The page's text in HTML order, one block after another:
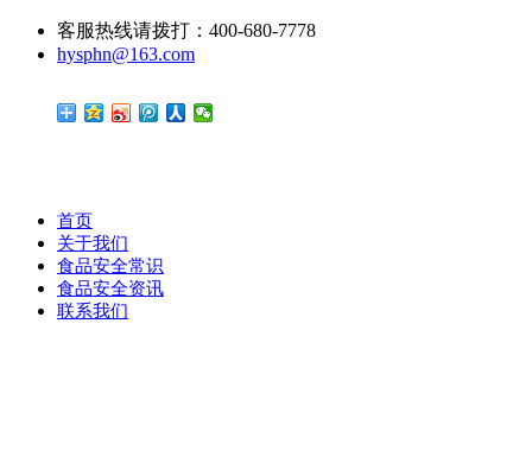
客服热线请拨打：400-680-7778
hysphn@163.com
首页
关于我们
食品安全常识
食品安全资讯
联系我们